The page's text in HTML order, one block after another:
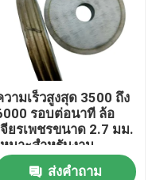
วามเร็วสูงสุด 3500 ถึง
รอบต่อนาที ล้อ
จียรเพชรขนาด 2.7 มม.
หมาะสำหรับงาน
ตสาหกรรม
ส่งคำถาม